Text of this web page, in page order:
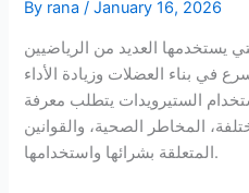
By rana/January 16, 2026
يستخدمها العديد من الرياضيين
في بناء العضلات وزيادة الأداء
الستيرويدات يتطلب معرفة
المخاطر الصحية، والقوانين
المتعلقة بشرائها واستخدامها.